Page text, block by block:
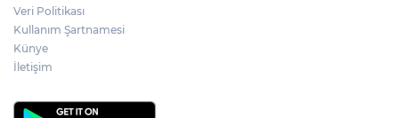
Veri Politikası
Kullanım Şartnamesi
Künye
İletişim